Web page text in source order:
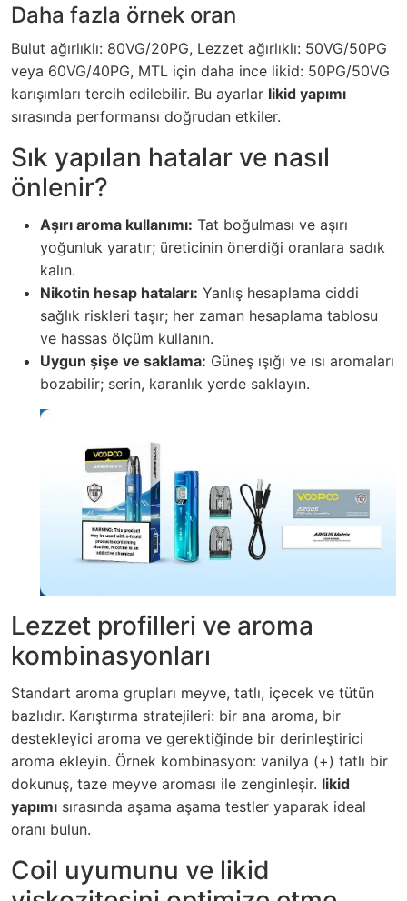
Daha fazla örnek oran
Bulut ağırlıklı: 80VG/20PG, Lezzet ağırlıklı: 50VG/50PG
veya 60VG/40PG, MTL için daha ince likid: 50PG/50VG
karışımları tercih edilebilir. Bu ayarlar likid yapımı
sırasında performansı doğrudan etkiler.
Sık yapılan hatalar ve nasıl
önlenir?
Aşırı aroma kullanımı: Tat boğulması ve aşırı
yoğunluk yaratır; üreticinin önerdiği oranlara sadık
kalın.
Nikotin hesap hataları: Yanlış hesaplama ciddi
sağlık riskleri taşır; her zaman hesaplama tablosu
ve hassas ölçüm kullanın.
Uygun şişe ve saklama: Güneş ışığı ve ısı aromaları
bozabilir; serin, karanlık yerde saklayın.
Lezzet profilleri ve aroma
kombinasyonları
Standart aroma grupları meyve, tatlı, içecek ve tütün
bazlıdır. Karıştırma stratejileri: bir ana aroma, bir
destekleyici aroma ve gerektiğinde bir derinleştirici
aroma ekleyin. Örnek kombinasyon: vanilya (+) tatlı bir
dokunuş, taze meyve aroması ile zenginleşir. likid
yapımı sırasında aşama aşama testler yaparak ideal
oranı bulun.
Coil uyumunu ve likid